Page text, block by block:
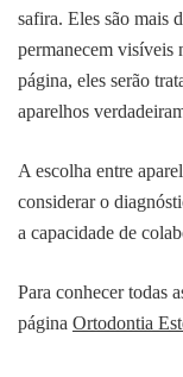
safira. Eles são mais
permanecem visíveis
página, eles serão
aparelhos
A escolha entre
considerar o
a capacidade de
Para conhecer todas
página Ortodontia